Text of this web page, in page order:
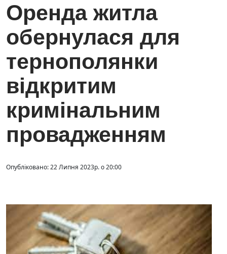
Оренда житла
обернулася для
тернополянки
відкритим
кримінальним
провадженням
Опубліковано: 22 Липня 2023р. о 20:00